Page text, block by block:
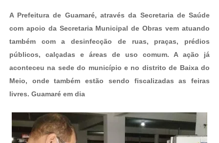
A Prefeitura de Guamaré, através da Secretaria de Saúde
com apoio da Secretaria Municipal de Obras vem atuando
também com a desinfecção de ruas, praças, prédios
públicos, calçadas e áreas de uso comum. A ação já
aconteceu na sede do município e no distrito de Baixa do
Meio, onde também estão sendo fiscalizadas as feiras
livres. Guamaré em dia